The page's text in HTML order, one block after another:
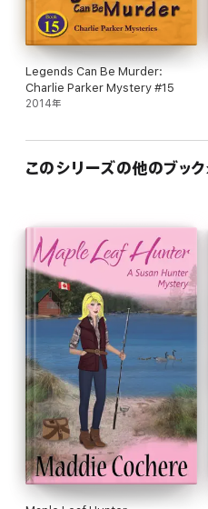
Legends Can Be Murder:
Charlie Parker Mystery #15
2014年
このシリーズの他のブック